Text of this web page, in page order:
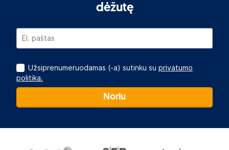
dėžutę
Užsiprenumeruodamas (-a) sutinku su privatumo
politika.
Noriu